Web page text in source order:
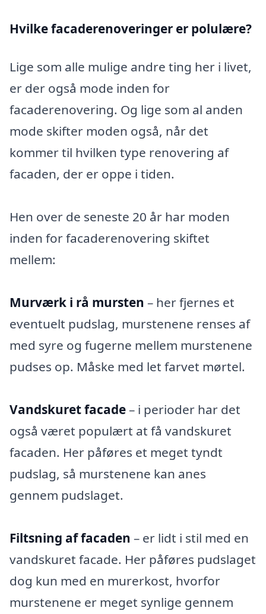
Hvilke facaderenoveringer er polulære?
Lige som alle mulige andre ting her i livet,
er der også mode inden for
facaderenovering. Og lige som al anden
mode skifter moden også, når det
kommer til hvilken type renovering af
facaden, der er oppe i tiden.
Hen over de seneste 20 år har moden
inden for facaderenovering skiftet
mellem:
Murværk i rå mursten – her fjernes et
eventuelt pudslag, murstenene renses af
med syre og fugerne mellem murstenene
pudses op. Måske med let farvet mørtel.
Vandskuret facade– i perioder har det
også været populært at få vandskuret
facaden. Her påføres et meget tyndt
pudslag, så murstenene kan anes
gennem pudslaget.
Filtsning af facaden – er lidt i stil med en
vandskuret facade. Her påføres pudslaget
dog kun med en murerkost, hvorfor
murstenene er meget synlige gennem